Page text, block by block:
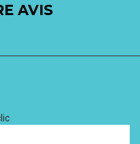
AVIS